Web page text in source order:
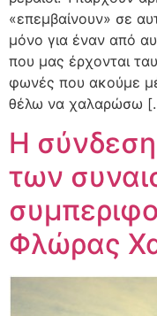
«επεμβαίνουν» σε
μόνο για έναν από
που μας έρχονται
φωνές που ακούμε
θέλω να χαλαρώσω
Η
των
Φλώρας